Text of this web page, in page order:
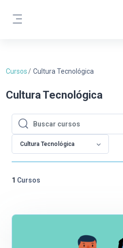
Cursos Cultura Tecnológica
Cultura Tecnológica
Buscar cursos
Buscar cursos
Cultura Tecnológica
1 Cursos